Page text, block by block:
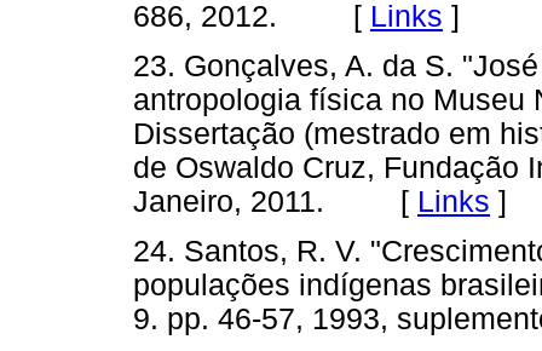
686, 2012. [ Links ]
23. Gonçalves, A. da S.
antropologia física no Museu
Dissertação (mestrado em
de Oswaldo Cruz, Fundação
Janeiro, 2011. [ Links ]
24. Santos, R. V.
populações indígenas
9. pp. 46-57, 1993,